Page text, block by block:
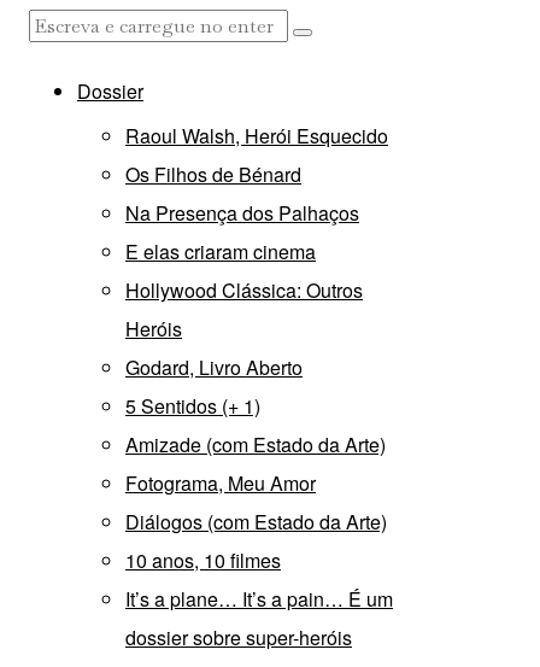
Dossier
Raoul Walsh, Herói Esquecido
Os Filhos de Bénard
Na Presença dos Palhaços
E elas criaram cinema
Hollywood Clássica: Outros
Heróis
Godard, Livro Aberto
5 Sentidos (+ 1)
Amizade (com Estado da Arte)
Fotograma, Meu Amor
Diálogos (com Estado da Arte)
10 anos, 10 filmes
It’s a plane… It’s a pain… É um
dossier sobre super-heróis